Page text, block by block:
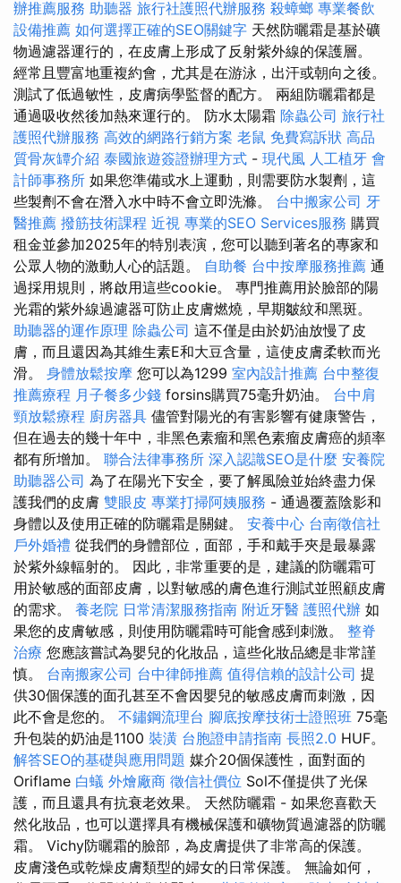
辦推薦服務 助聽器 旅行社護照代辦服務 殺蟑螂 專業餐飲
設備推薦 如何選擇正確的SEO關鍵字 天然防曬霜是基於礦
物過濾器運行的，在皮膚上形成了反射紫外線的保護層。
經常且豐富地重複約會，尤其是在游泳，出汗或朝向之後。
測試了低過敏性，皮膚病學監督的配方。 兩組防曬霜都是
通過吸收然後加熱來運行的。 防水太陽霜 除蟲公司 旅行社
護照代辦服務 高效的網路行銷方案 老鼠 免費寫訴狀 高品
質骨灰罈介紹 泰國旅遊簽證辦理方式 - 現代風 人工植牙 會
計師事務所 如果您準備或水上運動，則需要防水製劑，這
些製劑不會在潛入水中時不會立即洗滌。 台中搬家公司 牙
醫推薦 撥筋技術課程 近視 專業的SEO Services服務 購買
租金並參加2025年的特別表演，您可以聽到著名的專家和
公眾人物的激動人心的話題。 自助餐 台中按摩服務推薦 通
過採用規則，將啟用這些cookie。 專門推薦用於臉部的陽
光霜的紫外線過濾器可防止皮膚燃燒，早期皺紋和黑斑。
助聽器的運作原理 除蟲公司 這不僅是由於奶油放慢了皮
膚，而且還因為其維生素E和大豆含量，這使皮膚柔軟而光
滑。 身體放鬆按摩 您可以為1299 室內設計推薦 台中整復
推薦療程 月子餐多少錢 forsins購買75毫升奶油。 台中肩
頸放鬆療程 廚房器具 儘管對陽光的有害影響有健康警告，
但在過去的幾十年中，非黑色素瘤和黑色素瘤皮膚癌的頻率
都有所增加。 聯合法律事務所 深入認識SEO是什麼 安養院
助聽器公司 為了在陽光下安全，要了解風險並始終盡力保
護我們的皮膚 雙眼皮 專業打掃阿姨服務 - 通過覆蓋陰影和
身體以及使用正確的防曬霜是關鍵。 安養中心 台南徵信社
戶外婚禮 從我們的身體部位，面部，手和戴手夾是最暴露
於紫外線輻射的。 因此，非常重要的是，建議的防曬霜可
用於敏感的面部皮膚，以對敏感的膚色進行測試並照顧皮膚
的需求。 養老院 日常清潔服務指南 附近牙醫 護照代辦 如
果您的皮膚敏感，則使用防曬霜時可能會感到刺激。 整脊
治療 您應該嘗試為嬰兒的化妝品，這些化妝品總是非常謹
慎。 台南搬家公司 台中律師推薦 值得信賴的設計公司 提
供30個保護的面孔甚至不會因嬰兒的敏感皮膚而刺激，因
此不會是您的。 不鏽鋼流理台 腳底按摩技術士證照班 75毫
升包裝的奶油是1100 裝潢 台胞證申請指南 長照2.0 HUF。
解答SEO的基礎與應用問題 媒介20個保護性，面對面的
Oriflame 白蟻 外燴廠商 徵信社價位 Sol不僅提供了光保
護，而且還具有抗衰老效果。 天然防曬霜 - 如果您喜歡天
然化妝品，也可以選擇具有機械保護和礦物質過濾器的防曬
霜。 Vichy防曬霜的臉部，為皮膚提供了非常高的保護。
皮膚淺色或乾燥皮膚類型的婦女的日常保護。 無論如何，